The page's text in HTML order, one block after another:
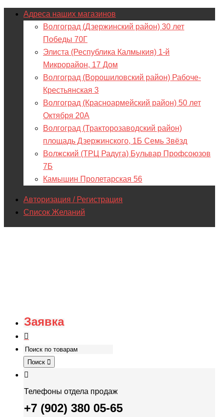
Адреса наших магазинов
Волгоград (Дзержинский район) 30 лет
Победы 70Г
Элиста (Республика Калмыкия) 1-й
Микрорайон, 17 Дом
Волгоград (Ворошиловский район) Рабоче-
Крестьянская 3
Волгоград (Красноармейский район) 50 лет
Октября 20А
Волгоград (Тракторозаводский район)
площадь Дзержинского, 1Б Семь Звёзд
Волжский (ТРЦ Радуга) Бульвар Профсоюзов
7Б
Камышин Пролетарская 56
Авторизация / Регистрация
Список Желаний
Заявка
Поиск
Телефоны отдела продаж
+7 (902) 380 05-65